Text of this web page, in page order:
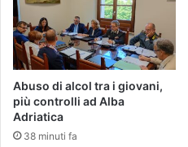
Abuso di alcol tra i giovani,
più controlli ad Alba
Adriatica
38 minuti fa